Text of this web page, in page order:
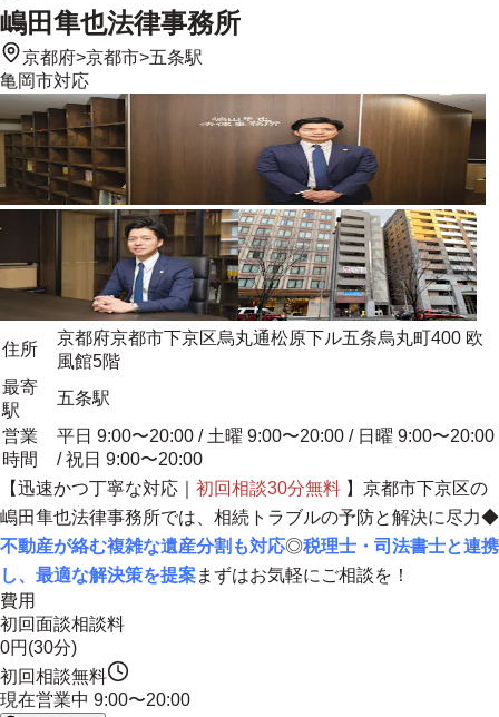
嶋田隼也法律事務所
京都府>京都市>五条駅
亀岡市対応
住所
京都府京都市下京区烏丸通松原下ル五条烏丸町400 欧
風館5階
最寄
駅
五条駅
営業
時間
平日 9:00〜20:00 / 土曜 9:00〜20:00 / 日曜 9:00〜20:00
/ 祝日 9:00〜20:00
【迅速かつ丁寧な対応｜ 初回相談30分無料 】京都市下京区の
嶋田隼也法律事務所では、相続トラブルの予防と解決に尽力◆
不動産が絡む複雑な遺産分割も対応◎税理士・司法書士と連携
し、最適な解決策を提案まずはお気軽にご相談を！
費用
初回面談相談料
0円(30分)
初回相談無料
現在営業中 9:00〜20:00